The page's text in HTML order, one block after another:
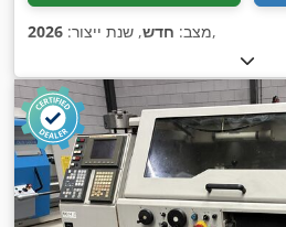
מצב: חדש, שנת ייצור: 2026 ,